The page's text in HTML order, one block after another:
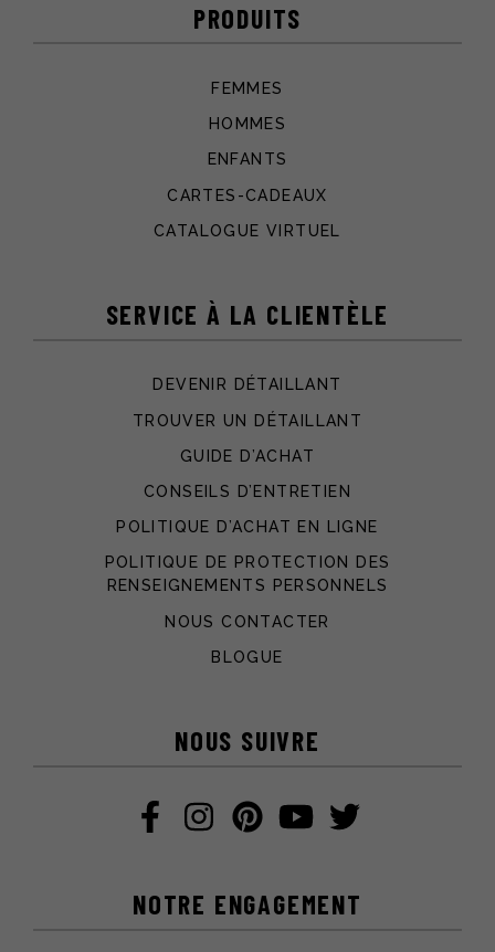
PRODUITS
FEMMES
HOMMES
ENFANTS
CARTES-CADEAUX
CATALOGUE VIRTUEL
SERVICE À LA CLIENTÈLE
DEVENIR DÉTAILLANT
TROUVER UN DÉTAILLANT
GUIDE D’ACHAT
CONSEILS D’ENTRETIEN
POLITIQUE D’ACHAT EN LIGNE
POLITIQUE DE PROTECTION DES
RENSEIGNEMENTS PERSONNELS
NOUS CONTACTER
BLOGUE
NOUS SUIVRE
NOTRE ENGAGEMENT